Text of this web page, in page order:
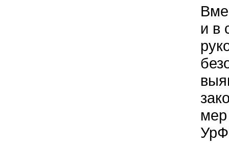
и в